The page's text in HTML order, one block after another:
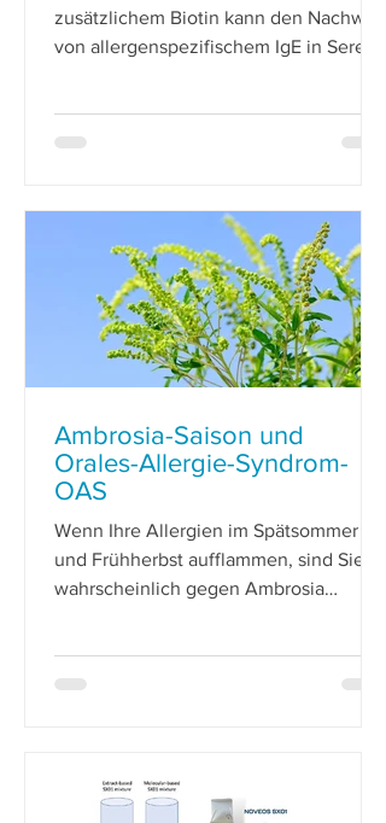
zusätzlichem Biotin kann den Nachweis
von allergenspezifischem IgE in Seren
Ambrosia-Saison und
Orales-Allergie-Syndrom-
OAS
Wenn Ihre Allergien im Spätsommer
und Frühherbst aufflammen, sind Sie
wahrscheinlich gegen Ambrosia